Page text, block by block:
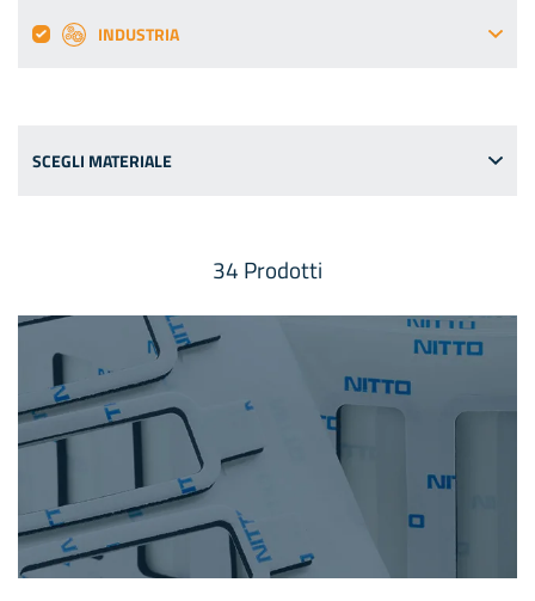
INDUSTRIA
SCEGLI MATERIALE
34 Prodotti